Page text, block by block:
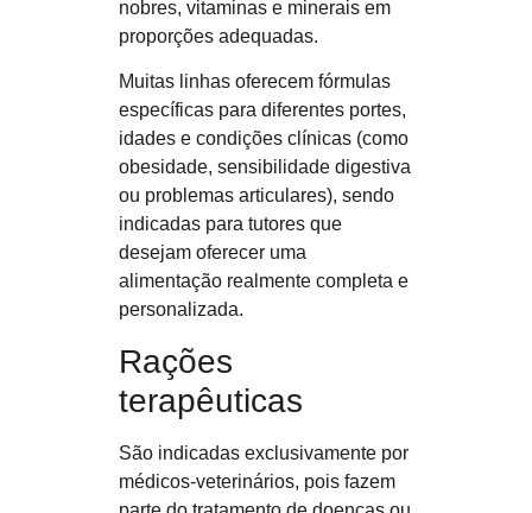
nobres, vitaminas e minerais em
proporções adequadas.
Muitas linhas oferecem fórmulas
específicas para diferentes portes,
idades e condições clínicas (como
obesidade, sensibilidade digestiva
ou problemas articulares), sendo
indicadas para tutores que
desejam oferecer uma
alimentação realmente completa e
personalizada.
Rações
terapêuticas
São indicadas exclusivamente por
médicos-veterinários, pois fazem